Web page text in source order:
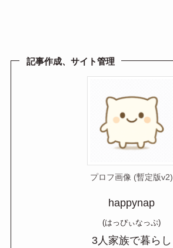
a
記事作成、サイト管理
プロフ画像 (暫定版v2)
happynap
(はっぴぃなっぷ)
3人家族で暮らし